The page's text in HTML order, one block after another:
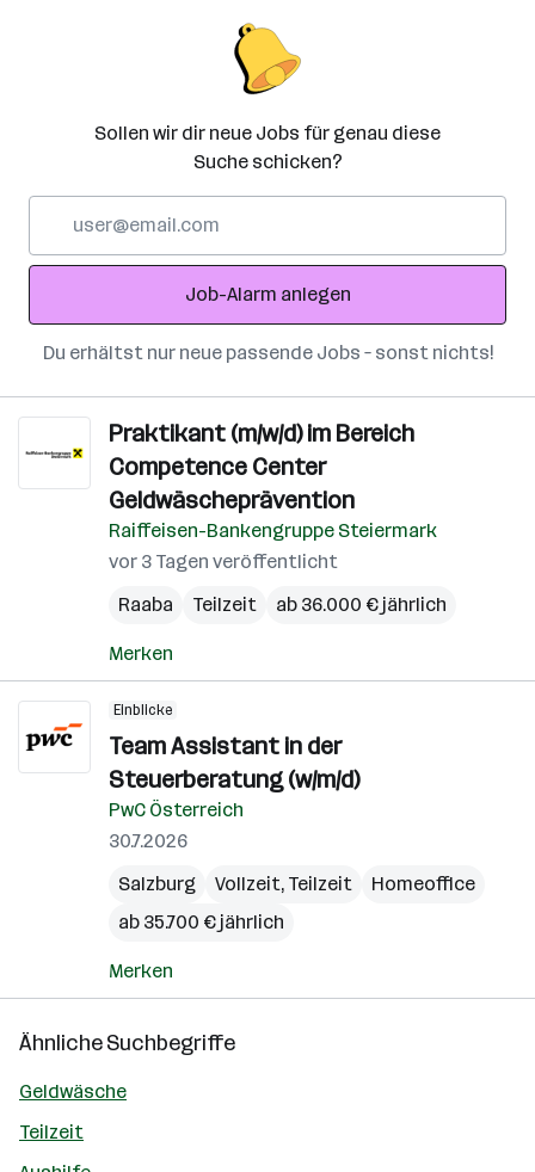
Sollen wir dir neue Jobs für genau diese
Suche schicken?
Adresse
Job-Alarm anlegen
Du erhältst nur neue passende Jobs – sonst nichts!
Praktikant (m/w/d) im Bereich
Competence Center
Geldwäscheprävention
Raiffeisen-Bankengruppe Steiermark
vor 3 Tagen veröffentlicht
Raaba
Teilzeit ab 36.000 € jährlich
Merken
Einblicke
Team Assistant in der
Steuerberatung (w/m/d)
PwC Österreich
30.7.2026
Salzburg
Vollzeit, Teilzeit
Homeoffice
ab 35.700 € jährlich
Merken
Ähnliche Suchbegriffe
Geldwäsche
Teilzeit